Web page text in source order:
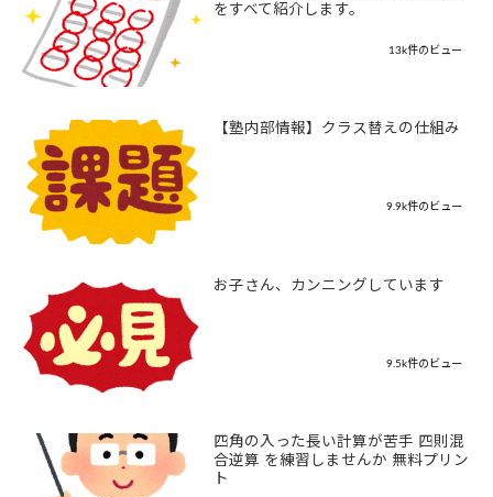
をすべて紹介します。
13k件のビュー
【塾内部情報】クラス替えの仕組み
9.9k件のビュー
お子さん、カンニングしています
9.5k件のビュー
四角の入った長い計算が苦手 四則混
合逆算 を練習しませんか 無料プリン
ト